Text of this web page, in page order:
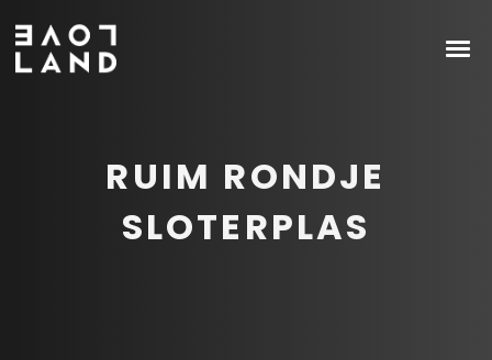
RUIM RONDJE
SLOTERPLAS